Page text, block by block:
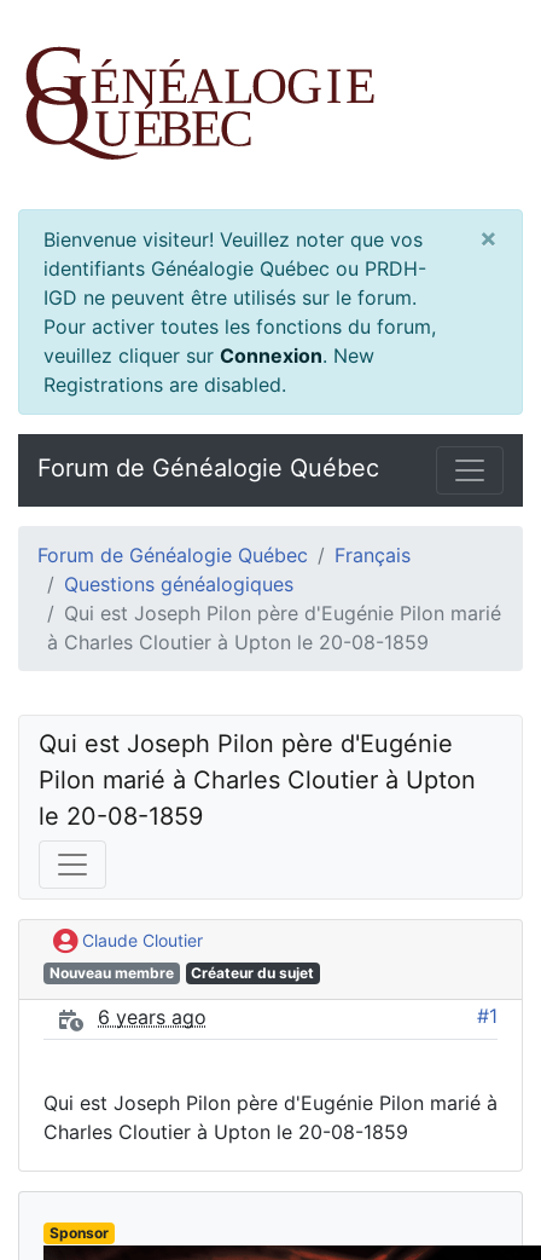
Bienvenue visiteur! Veuillez noter que vos
identifiants Généalogie Québec ou PRDH-
IGD ne peuvent être utilisés sur le forum.
Pour activer toutes les fonctions du forum,
veuillez cliquer sur Connexion. New
Registrations are disabled.
×
Forum de Généalogie Québec
Forum de Généalogie Québec
Français
Questions généalogiques
Qui est Joseph Pilon père d'Eugénie Pilon marié
à Charles Cloutier à Upton le 20-08-1859
Qui est Joseph Pilon père d'Eugénie
Pilon marié à Charles Cloutier à Upton
le 20-08-1859
Claude Cloutier
Nouveau membre Créateur du sujet
6 years ago #1
Qui est Joseph Pilon père d'Eugénie Pilon marié à
Charles Cloutier à Upton le 20-08-1859
Sponsor